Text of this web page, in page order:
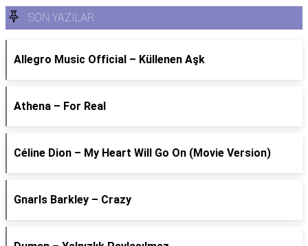
SON YAZILAR
Allegro Music Official – Küllenen Aşk
Athena – For Real
Céline Dion – My Heart Will Go On (Movie Version)
Gnarls Barkley – Crazy